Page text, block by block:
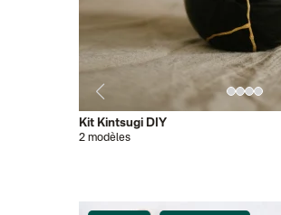
Kit Kintsugi DIY
2 modèles